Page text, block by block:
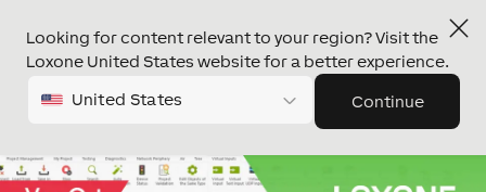
Looking for content relevant to your region? Visit the
Loxone United States website for a better experience.
United States Continue